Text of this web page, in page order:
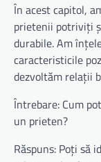
În acest capitol,
prietenii potriviți
durabile. Am
caracteristicile
dezvoltăm relații
Întrebare: Cum
un prieten?
Răspuns: Poți să